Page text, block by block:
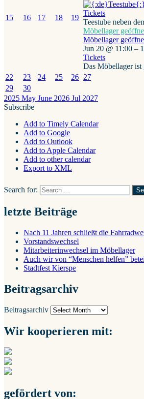
15 16 17 18 19
Tickets
Teestube neben
Möbellager
Möbellager
Jun 20 @ 11:00 –
Tickets
Das Möbellager ist
22 23 24 25 26 27
29
30
2025 May June 2026 Jul 2027
Subscribe
Add to Timely Calendar
Add to Google
Add to Outlook
Add to Apple Calendar
Add to other calendar
Export to XML
Search for:
letzte Beiträge
Nach 11 Jahren schließt die
Vorstandswechsel
Mitarbeiterinwechsel im Möbellager
Auch wir von “Menschen helfen”
Stadtfest Kierspe
Beitragsarchiv
Beitragsarchiv
Wir kooperieren mit:
gefördert von: